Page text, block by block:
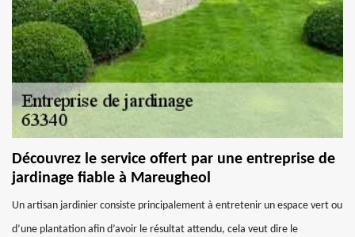
Découvrez le service offert par une entreprise de
jardinage fiable à Mareugheol
Un artisan jardinier consiste principalement à entretenir un espace vert ou
d’une plantation afin d’avoir le résultat attendu, cela veut dire le